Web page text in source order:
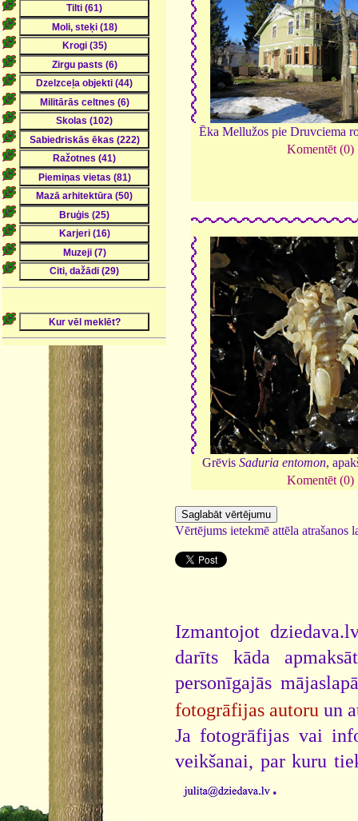
Ēka Mellužos pie Druvciema
Komentēt (0)
Grēvis Saduria entomon,
Komentēt (0)
Vērtējums ietekmē attēla atrašanos
Izmantojot
darīts kāda
personīgajās
fotogrāfijas autoru un
Ja fotogrāfijas vai
veikšanai, par kuru
.